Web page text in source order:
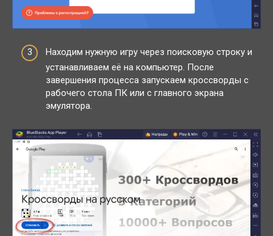
Находим нужную игру через поисковую строку и
устанавливаем её на компьютер. После
завершения процесса запускаем кроссворды с
рабочего стола ПК или с главного экрана
эмулятора.